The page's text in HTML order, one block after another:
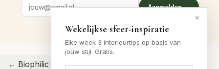
Aanmelden →
Gratis · geen spam · altijd uitschrijven
← Biophilic Design hub ← Organic Modern hub
×
Wekelijkse sfeer-inspiratie
Elke week 3 interieurtips op basis van
jouw stijl. Gratis.